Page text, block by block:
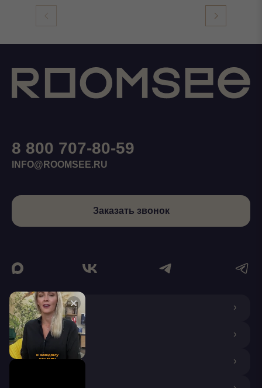
О КОМПАНИИ
ДИЗАЙНЕРАМ
ПОКУПАТЕЛЯМ
8 800 707-80-59
INFO@ROOMSEE.RU
Заказать звонок